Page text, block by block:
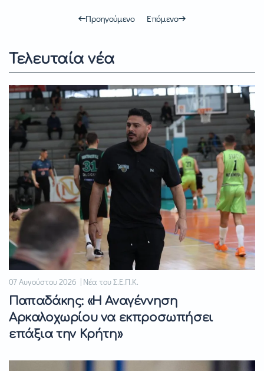
Προηγούμενο Επόμενο
Τελευταία νέα
07 Αυγούστου 2026 | Νέα του Σ.Ε.Π.Κ.
Παπαδάκης: «Η Αναγέννηση
Αρκαλοχωρίου να εκπροσωπήσει
επάξια την Κρήτη»